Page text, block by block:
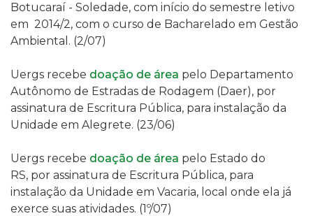
Botucaraí - Soledade, com início do semestre letivo
em 2014/2, com o curso de Bacharelado em Gestão
Ambiental. (2/07)
Uergs recebe doação de área pelo Departamento
Autônomo de Estradas de Rodagem (Daer), por
assinatura de Escritura Pública, para instalação da
Unidade em Alegrete. (23/06)
Uergs recebe doação de área pelo Estado do
RS, por assinatura de Escritura Pública, para
instalação da Unidade em Vacaria, local onde ela já
exerce suas atividades. (1º/07)